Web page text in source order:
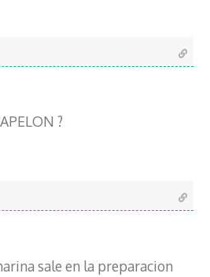
?
sale en la preparacion